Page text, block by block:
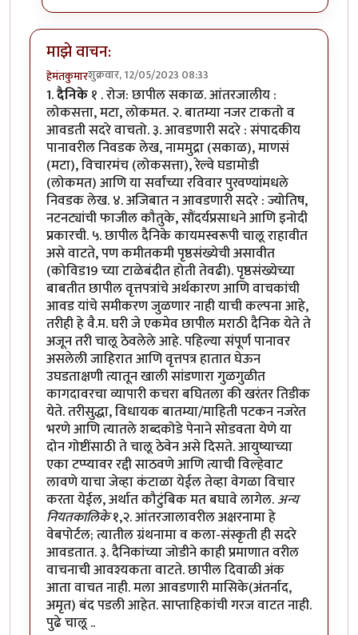
माझे वाचन:
हेमंतकुमारशुक्रवार, 12/05/2023 08:33
1.दैनिके१ . रोज: छापील सकाळ. आंतरजालीय :
लोकसत्ता, मटा, लोकमत. २. बातम्या नजर टाकतो व
आवडती सदरे वाचतो. ३. आवडणारी सदरे : संपादकीय
पानावरील निवडक लेख, नाममुद्रा (सकाळ), माणसं
(मटा), विचारमंच (लोकसत्ता), रेल्वे घडामोडी
(लोकमत) आणि या सर्वांच्या रविवार पुरवण्यांमधले
निवडक लेख. ४. अजिबात न आवडणारी सदरे : ज्योतिष,
नटनट्यांची फाजील कौतुके, सौंदर्यप्रसाधने आणि इनोदी
प्रकारची. ५. छापील दैनिके कायमस्वरूपी चालू राहावीत
असे वाटते, पण कमीतकमी पृष्ठसंख्येची असावीत
(कोविड19 च्या टाळेबंदीत होती तेवढी). पृष्ठसंख्येच्या
बाबतीत छापील वृत्तपत्रांचे अर्थकारण आणि वाचकांची
आवड यांचे समीकरण जुळणार नाही याची कल्पना आहे,
तरीही हे वै.म. घरी जे एकमेव छापील मराठी दैनिक येते ते
अजून तरी चालू ठेवलेले आहे. पहिल्या संपूर्ण पानावर
असलेली जाहिरात आणि वृत्तपत्र हातात घेऊन
उघडताक्षणी त्यातून खाली सांडणारा गुळगुळीत
कागदावरचा व्यापारी कचरा बघितला की खरंतर तिडीक
येते. तरीसुद्धा, विधायक बातम्या/माहिती पटकन नजरेत
भरणे आणि त्यातले शब्दकोडे पेनाने सोडवता येणे या
दोन गोष्टींसाठी ते चालू ठेवेन असे दिसते. आयुष्याच्या
एका टप्प्यावर रद्दी साठवणे आणि त्याची विल्हेवाट
लावणे याचा जेव्हा कंटाळा येईल तेव्हा वेगळा विचार
करता येईल, अर्थात कौटुंबिक मत बघावे लागेल.अन्य
नियतकालिके१,२. आंतरजालावरील अक्षरनामा हे
वेबपोर्टल; त्यातील ग्रंथनामा व कला-संस्कृती ही सदरे
आवडतात. ३. दैनिकांच्या जोडीने काही प्रमाणात वरील
वाचनाची आवश्यकता वाटते. छापील दिवाळी अंक
आता वाचत नाही. मला आवडणारी मासिके(अंतर्नाद,
अमृत) बंद पडली आहेत. साप्ताहिकांची गरज वाटत नाही.
पुढे चालू ..